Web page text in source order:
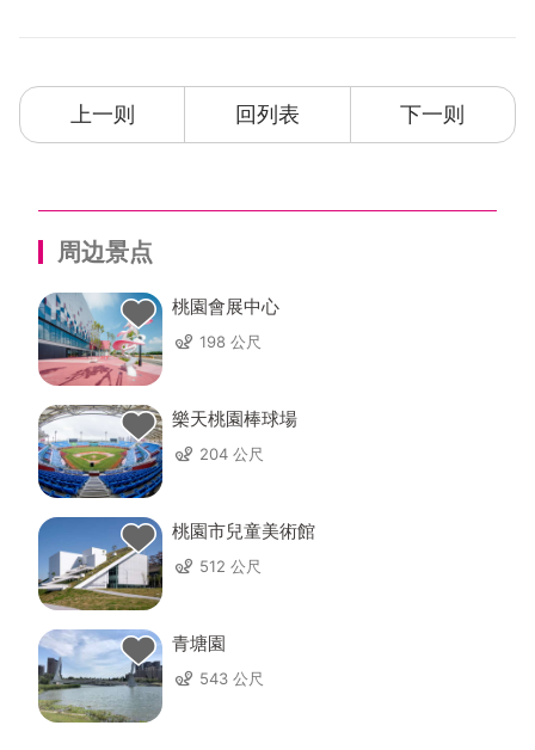
上一则 回列表 下一则
周边景点
桃園會展中心
198 公尺
樂天桃園棒球場
204 公尺
桃園市兒童美術館
512 公尺
青塘園
543 公尺